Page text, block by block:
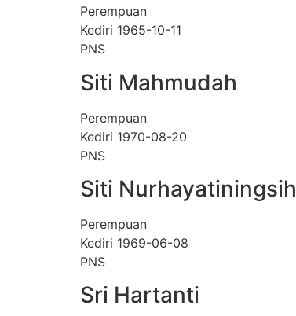
Perempuan
Kediri 1965-10-11
PNS
Siti Mahmudah
Perempuan
Kediri 1970-08-20
PNS
Siti Nurhayatiningsih
Perempuan
Kediri 1969-06-08
PNS
Sri Hartanti